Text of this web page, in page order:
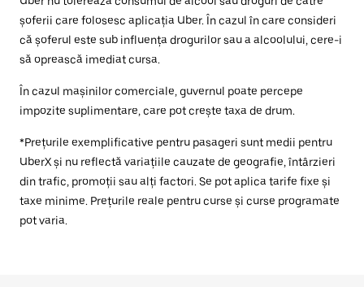
șoferii care folosesc aplicația Uber. În cazul în care consideri
că șoferul este sub influența drogurilor sau a alcoolului, cere-i
să oprească imediat cursa.
În cazul mașinilor comerciale, guvernul poate percepe
impozite suplimentare, care pot crește taxa de drum.
*Prețurile exemplificative pentru pasageri sunt medii pentru
UberX și nu reflectă variațiile cauzate de geografie, întârzieri
din trafic, promoții sau alți factori. Se pot aplica tarife fixe și
taxe minime. Prețurile reale pentru curse și curse programate
pot varia.